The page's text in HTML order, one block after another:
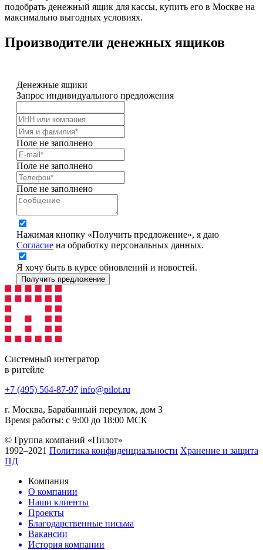
подобрать денежный ящик для кассы, купить его в Москве на
максимально выгодных условиях.
Производители денежных ящиков
Денежные ящики
Запрос индивидуального предложения
Поле не заполнено
Поле не заполнено
Поле не заполнено
Нажимая кнопку «Получить предложение», я даю
Согласие на обработку персональных данных.
Я хочу быть в курсе обновлений и новостей.
Получить предложение
Системный интегратор
в ритейле
+7 (495) 564-87-97 info@pilot.ru
г. Москва, Барабанный переулок, дом 3
Время работы: с 9:00 до 18:00 МСК
© Группа компаний «Пилот»
1992–2021 Политика конфиденциальности Хранение и защита
ПД
Компания
О компании
Наши клиенты
Проекты
Благодарственные письма
Вакансии
История компании